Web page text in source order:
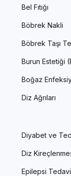
Bel Fıtığı
Böbrek Nakli
Böbrek Taşı
Burun Estetiği
Boğaz
Diz Ağrıları
Diyabet ve
Diz
Epilepsi